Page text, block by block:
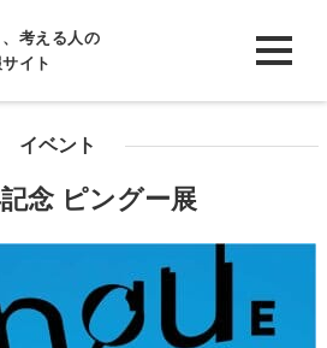
考える人の
イト
イベント
念 ピングー展